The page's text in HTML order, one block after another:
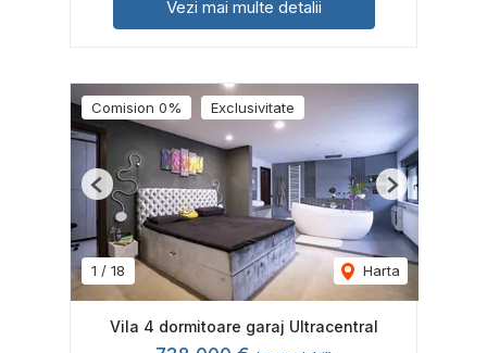
Vezi mai multe detalii
Comision 0% Exclusivitate
1 / 18 Harta
Previous Next
Vila 4 dormitoare garaj Ultracentral